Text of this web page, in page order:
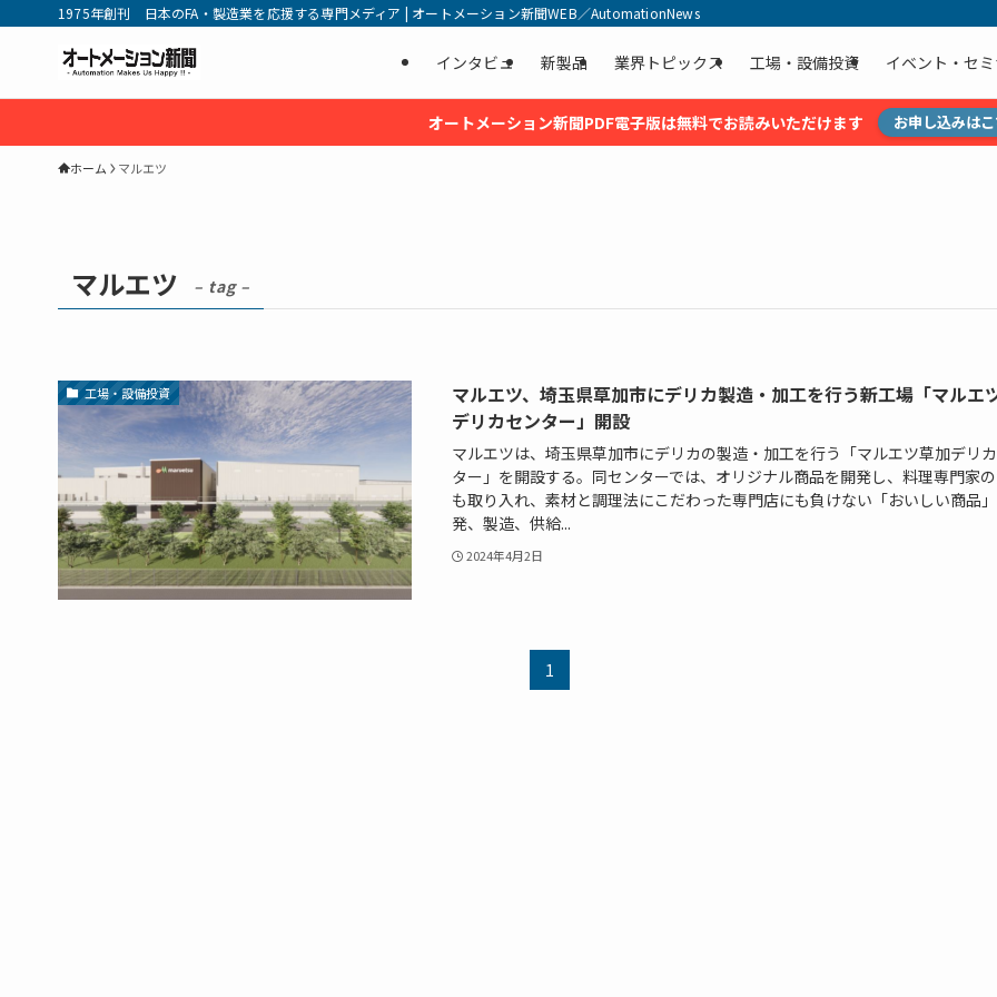
1975年創刊 日本のFA・製造業を応援する専門メディア | オートメーション新聞WEB／AutomationNews
インタビュ 新製品 業界トピックス 工場・設備投資 イベント・セ
オートメーション新聞PDF電子版は無料でお読みいただけます お申し込みは
ホーム マルエツ
マルエツ – tag –
工場・設備投資
マルエツ、埼玉県草加市にデリカ製造・加工を行う新工場「マルエ
デリカセンター」開設
マルエツは、埼玉県草加市にデリカの製造・加工を行う「マルエツ草加デリ
ター」を開設する。同センターでは、オリジナル商品を開発し、料理専門家
も取り入れ、素材と調理法にこだわった専門店にも負けない「おいしい商品
発、製造、供給...
2024年4月2日
1